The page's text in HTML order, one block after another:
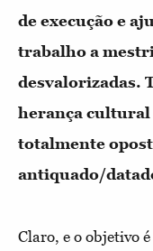
de execução e
trabalho a
desvalorizadas.
herança cultural
totalmente
antiquado/
Claro, e o objetivo